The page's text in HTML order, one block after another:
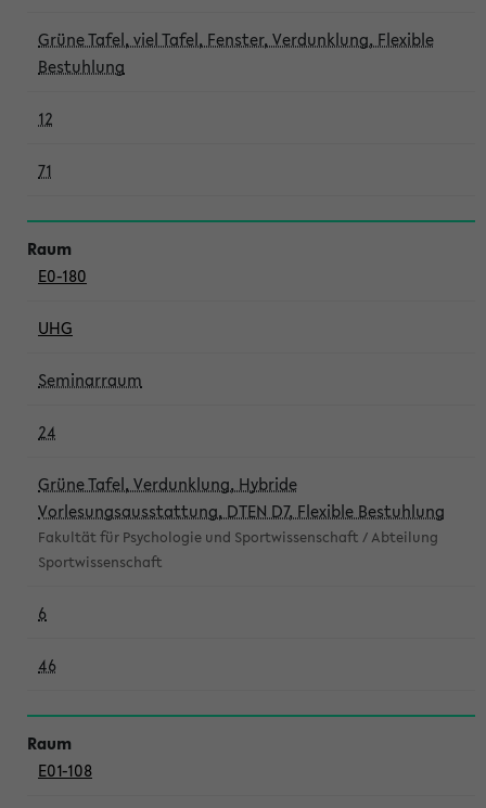
Grüne Tafel, viel Tafel, Fenster, Verdunklung, Flexible
Bestuhlung
12
71
E0-180
UHG
Seminarraum
24
Grüne Tafel, Verdunklung, Hybride
Vorlesungsausstattung, DTEN D7, Flexible Bestuhlung
Fakultät für Psychologie und Sportwissenschaft / Abteilung
Sportwissenschaft
6
46
E01-108